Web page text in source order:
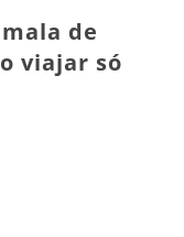
de
viajar só